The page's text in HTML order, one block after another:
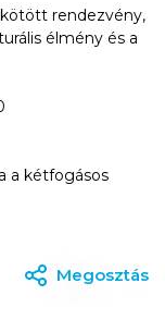
rendezvény,
élmény és a
a kétfogásos
Megosztás